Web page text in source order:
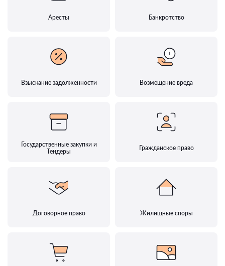
Аресты Банкротство
Взыскание задолженности Возмещение вреда
Государственные закупки и
Тендеры
Гражданское право
Договорное право Жилищные споры